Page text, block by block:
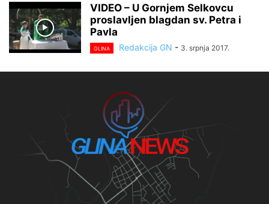
VIDEO – U Gornjem Selkovcu
proslavljen blagdan sv. Petra i
Pavla
GLINA Redakcija GN - 3. srpnja 2017.